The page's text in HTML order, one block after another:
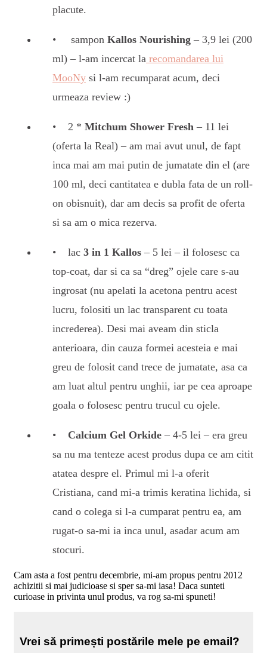
placute.
sampon Kallos Nourishing – 3,9 lei (200
ml) – l-am incercat la recomandarea lui
MooNy si l-am recumparat acum, deci
urmeaza review :)
2 * Mitchum Shower Fresh – 11 lei
(oferta la Real) – am mai avut unul, de fapt
inca mai am mai putin de jumatate din el (are
100 ml, deci cantitatea e dubla fata de un roll-
on obisnuit), dar am decis sa profit de oferta
si sa am o mica rezerva.
lac 3 in 1 Kallos – 5 lei – il folosesc ca
top-coat, dar si ca sa “dreg” ojele care s-au
ingrosat (nu apelati la acetona pentru acest
lucru, folositi un lac transparent cu toata
increderea). Desi mai aveam din sticla
anterioara, din cauza formei acesteia e mai
greu de folosit cand trece de jumatate, asa ca
am luat altul pentru unghii, iar pe cea aproape
goala o folosesc pentru trucul cu ojele.
Calcium Gel Orkide – 4-5 lei – era greu
sa nu ma tenteze acest produs dupa ce am citit
atatea despre el. Primul mi l-a oferit
Cristiana, cand mi-a trimis keratina lichida, si
cand o colega si l-a cumparat pentru ea, am
rugat-o sa-mi ia inca unul, asadar acum am
stocuri.
Cam asta a fost pentru decembrie, mi-am propus pentru 2012
achizitii si mai judicioase si sper sa-mi iasa! Daca sunteti
curioase in privinta unul produs, va rog sa-mi spuneti!
Vrei să primești postările mele pe email?